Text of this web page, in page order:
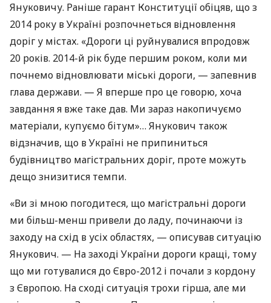
Януковичу. Раніше гарант Конституції обіцяв, що з
2014 року в Україні розпочнеться відновлення
доріг у містах. «Дороги ці руйнувалися впродовж
20 років. 2014-й рік буде першим роком, коли ми
почнемо відновлювати міські дороги, — запевнив
глава держави. — Я вперше про це говорю, хоча
завдання я вже таке дав. Ми зараз накопичуємо
матеріали, купуємо бітум»… Янукович також
відзначив, що в Україні не припиниться
будівництво магістральних доріг, проте можуть
дещо знизитися темпи.
«Ви зі мною погодитеся, що магістральні дороги
ми більш-менш привели до ладу, починаючи із
заходу на схід в усіх областях, — описував ситуацію
Янукович. — На заході України дороги кращі, тому
що ми готувалися до Євро-2012 і почали з кордону
з Європою. На сході ситуація трохи гірша, але ми